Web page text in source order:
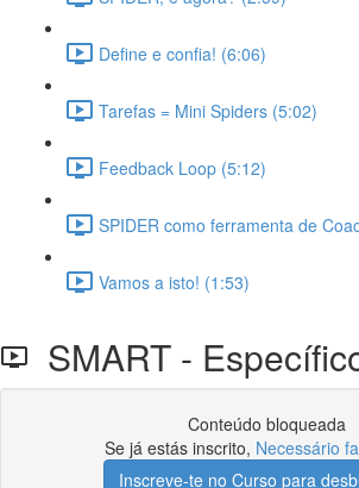
Define e confia! (6:06)
Tarefas = Mini Spiders (5:02)
Feedback Loop (5:12)
SPIDER como ferramenta de
Vamos a isto! (1:53)
SMART -
Conteúdo bloqueada
Se já estás inscrito, Necessário
Inscreve-te no Curso para